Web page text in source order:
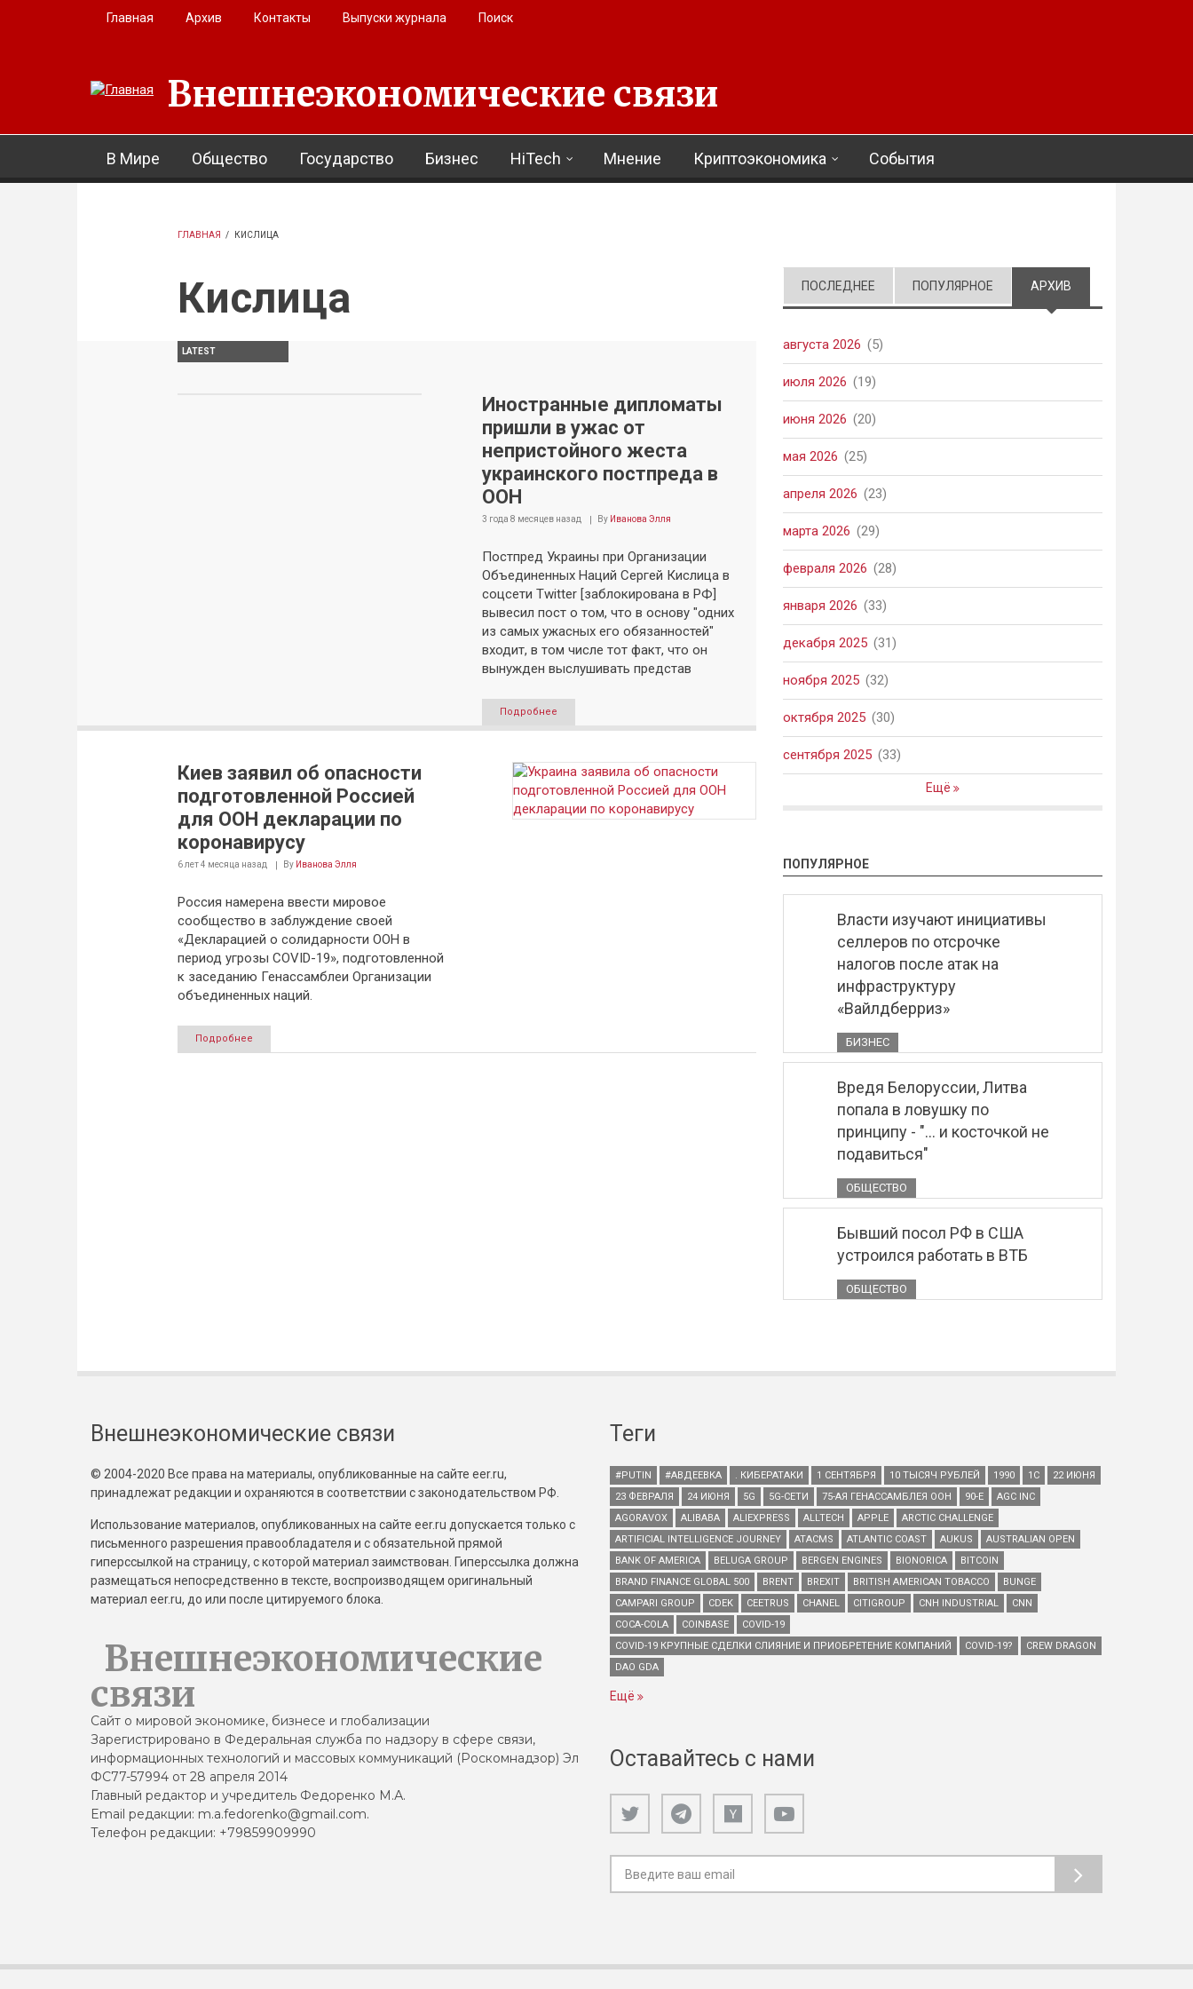
Перейти к основному содержанию
Главная Архив Контакты Выпуски журнала Поиск
Внешнеэкономические связи
В Мире Общество Государство Бизнес HiTech Мнение Криптоэкономика События
ГЛАВНАЯ / КИСЛИЦА
Кислица
LATEST
Иностранные дипломаты
пришли в ужас от
непристойного жеста
украинского постпреда в
ООН
3 года 8 месяцевназад By Иванова Элля
Постпред Украины при Организации
Объединенных Наций Сергей Кислица в
соцсети Twitter [заблокирована в РФ]
вывесил пост о том, что в основу "одних
из самых ужасных его обязанностей"
входит, в том числе тот факт, что он
вынужден выслушивать представ
Подробнее
Киев заявил об опасности
подготовленной Россией
для ООН декларации по
коронавирусу
6 лет 4 месяца назад By Иванова Элля
Россия намерена ввести мировое
сообщество в заблуждение своей
«Декларацией о солидарности ООН в
период угрозы COVID-19», подготовленной
к заседанию Генассамблеи Организации
объединенных наций.
Подробнее
ПОСЛЕДНЕЕ ПОПУЛЯРНОЕ АРХИВ
августа 2026 (5)
июля 2026 (19)
июня 2026 (20)
мая 2026 (25)
апреля 2026 (23)
марта 2026 (29)
февраля 2026 (28)
января 2026 (33)
декабря 2025 (31)
ноября 2025 (32)
октября 2025 (30)
сентября 2025 (33)
Ещё
ПОПУЛЯРНОЕ
Власти изучают инициативы
селлеров по отсрочке
налогов после атак на
инфраструктуру
«Вайлдберриз»
БИЗНЕС
Вредя Белоруссии, Литва
попала в ловушку по
принципу - "... и косточкой не
подавиться"
ОБЩЕСТВО
Бывший посол РФ в США
устроился работать в ВТБ
ОБЩЕСТВО
Внешнеэкономические связи
© 2004-2020 Все права на материалы, опубликованные на сайте eer.ru,
принадлежат редакции и охраняются в соответствии с законодательством РФ.
Использование материалов, опубликованных на сайте eer.ru допускается только с
письменного разрешения правообладателя и с обязательной прямой
гиперссылкой на страницу, с которой материал заимствован. Гиперссылка должна
размещаться непосредственно в тексте, воспроизводящем оригинальный
материал eer.ru, до или после цитируемого блока.
Внешнеэкономические
связи
Сайт о мировой экономике, бизнесе и глобализации
Зарегистрировано в Федеральная служба по надзору в сфере связи,
информационных технологий и массовых коммуникаций (Роскомнадзор) Эл
ФС77-57994 от 28 апреля 2014
Главный редактор и учредитель Федоренко М.А.
Email редакции: m.a.fedorenko@gmail.com.
Телефон редакции: +79859909990
Теги
#PUTIN #АВДЕЕВКА . КИБЕРАТАКИ 1 СЕНТЯБРЯ 10 ТЫСЯЧ РУБЛЕЙ 1990 1С
22 ИЮНЯ
23 ФЕВРАЛЯ
24 ИЮНЯ 5G 5G-СЕТИ 75-АЯ ГЕНАССАМБЛЕЯ ООН 90-Е
AGC INC
AGORAVOX
ALIBABA ALIEXPRESS ALLTECH APPLE
ARCTIC CHALLENGE
ARTIFICIAL INTELLIGENCE JOURNEY
ATACMS ATLANTIC COAST AUKUS
AUSTRALIAN OPEN
BANK OF AMERICA
BELUGA GROUP BERGEN ENGINES BIONORICA
BITCOIN
BRAND FINANCE GLOBAL 500
BRENT BREXIT BRITISH AMERICAN TOBACCO
BUNGE
CAMPARI GROUP
CDEK CEETRUS CHANEL CITIGROUP CNH INDUSTRIAL
CNN
COCA-COLA
COINBASE
COVID-19
COVID-19 КРУПНЫЕ СДЕЛКИ СЛИЯНИЕ И ПРИОБРЕТЕНИЕ КОМПАНИЙ
COVID-19?
CREW DRAGON
DAO GDA
Ещё
Оставайтесь с нами